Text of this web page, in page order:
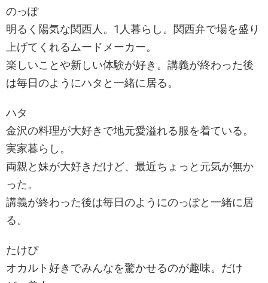
のっぽ
明るく陽気な関西人。1人暮らし。関西弁で場を盛り
上げてくれるムードメーカー。
楽しいことや新しい体験が好き。講義が終わった後
は毎日のようにハタと一緒に居る。
ハタ
金沢の料理が大好きで地元愛溢れる服を着ている。
実家暮らし。
両親と妹が大好きだけど、最近ちょっと元気が無か
った。
講義が終わった後は毎日のようにのっぽと一緒に居
る。
たけぴ
オカルト好きでみんなを驚かせるのが趣味。だけ